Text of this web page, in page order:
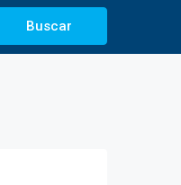
Buscar